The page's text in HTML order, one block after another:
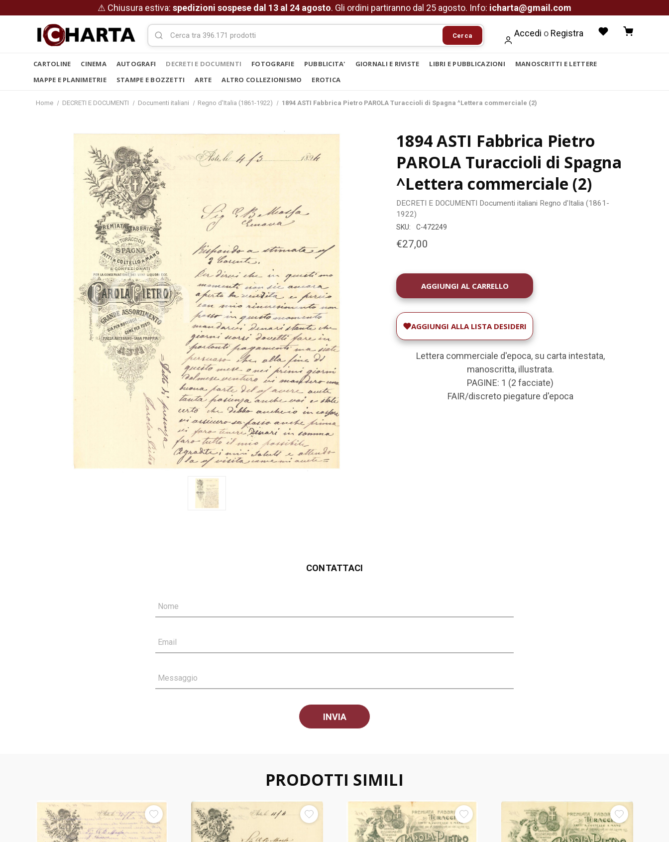
⚠ Chiusura estiva: spedizioni sospese dal 13 al 24 agosto. Gli ordini partiranno dal 25 agosto. Info: icharta@gmail.com
Cerca Accedi o Registra
CARTOLINE CINEMA AUTOGRAFI DECRETI E DOCUMENTI FOTOGRAFIE PUBBLICITA' GIORNALI E RIVISTE LIBRI E PUBBLICAZIONI
MANOSCRITTI E LETTERE
MAPPE E PLANIMETRIE
STAMPE E BOZZETTI ARTE ALTRO COLLEZIONISMO EROTICA
Home DECRETI E DOCUMENTI Documenti italiani Regno d'Italia (1861-1922) 1894 ASTI Fabbrica Pietro PAROLA Turaccioli di Spagna ^Lettera commerciale (2)
1894 ASTI Fabbrica Pietro
PAROLA Turaccioli di Spagna
^Lettera commerciale (2)
DECRETI E DOCUMENTI Documenti italiani Regno d'Italia (1861-
1922)
SKU: C-472249
€27,00
DISPONIBILITÀ
ATTUALE:
AGGIUNGI ALLA LISTA DESIDERI
Lettera commerciale d'epoca, su carta intestata,
manoscritta, illustrata.
PAGINE: 1 (2 facciate)
FAIR/discreto piegature d'epoca
CONTATTACI
Nome
Email
Messaggio
PRODOTTI SIMILI